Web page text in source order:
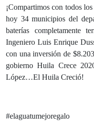
¡Compartimos con todos
hoy 34 municipios del
baterías completamente
Ingeniero Luis Enrique
con una inversión de
gobierno Huila Crece
López…El Huila Creció!
#elaguatumejoregalo